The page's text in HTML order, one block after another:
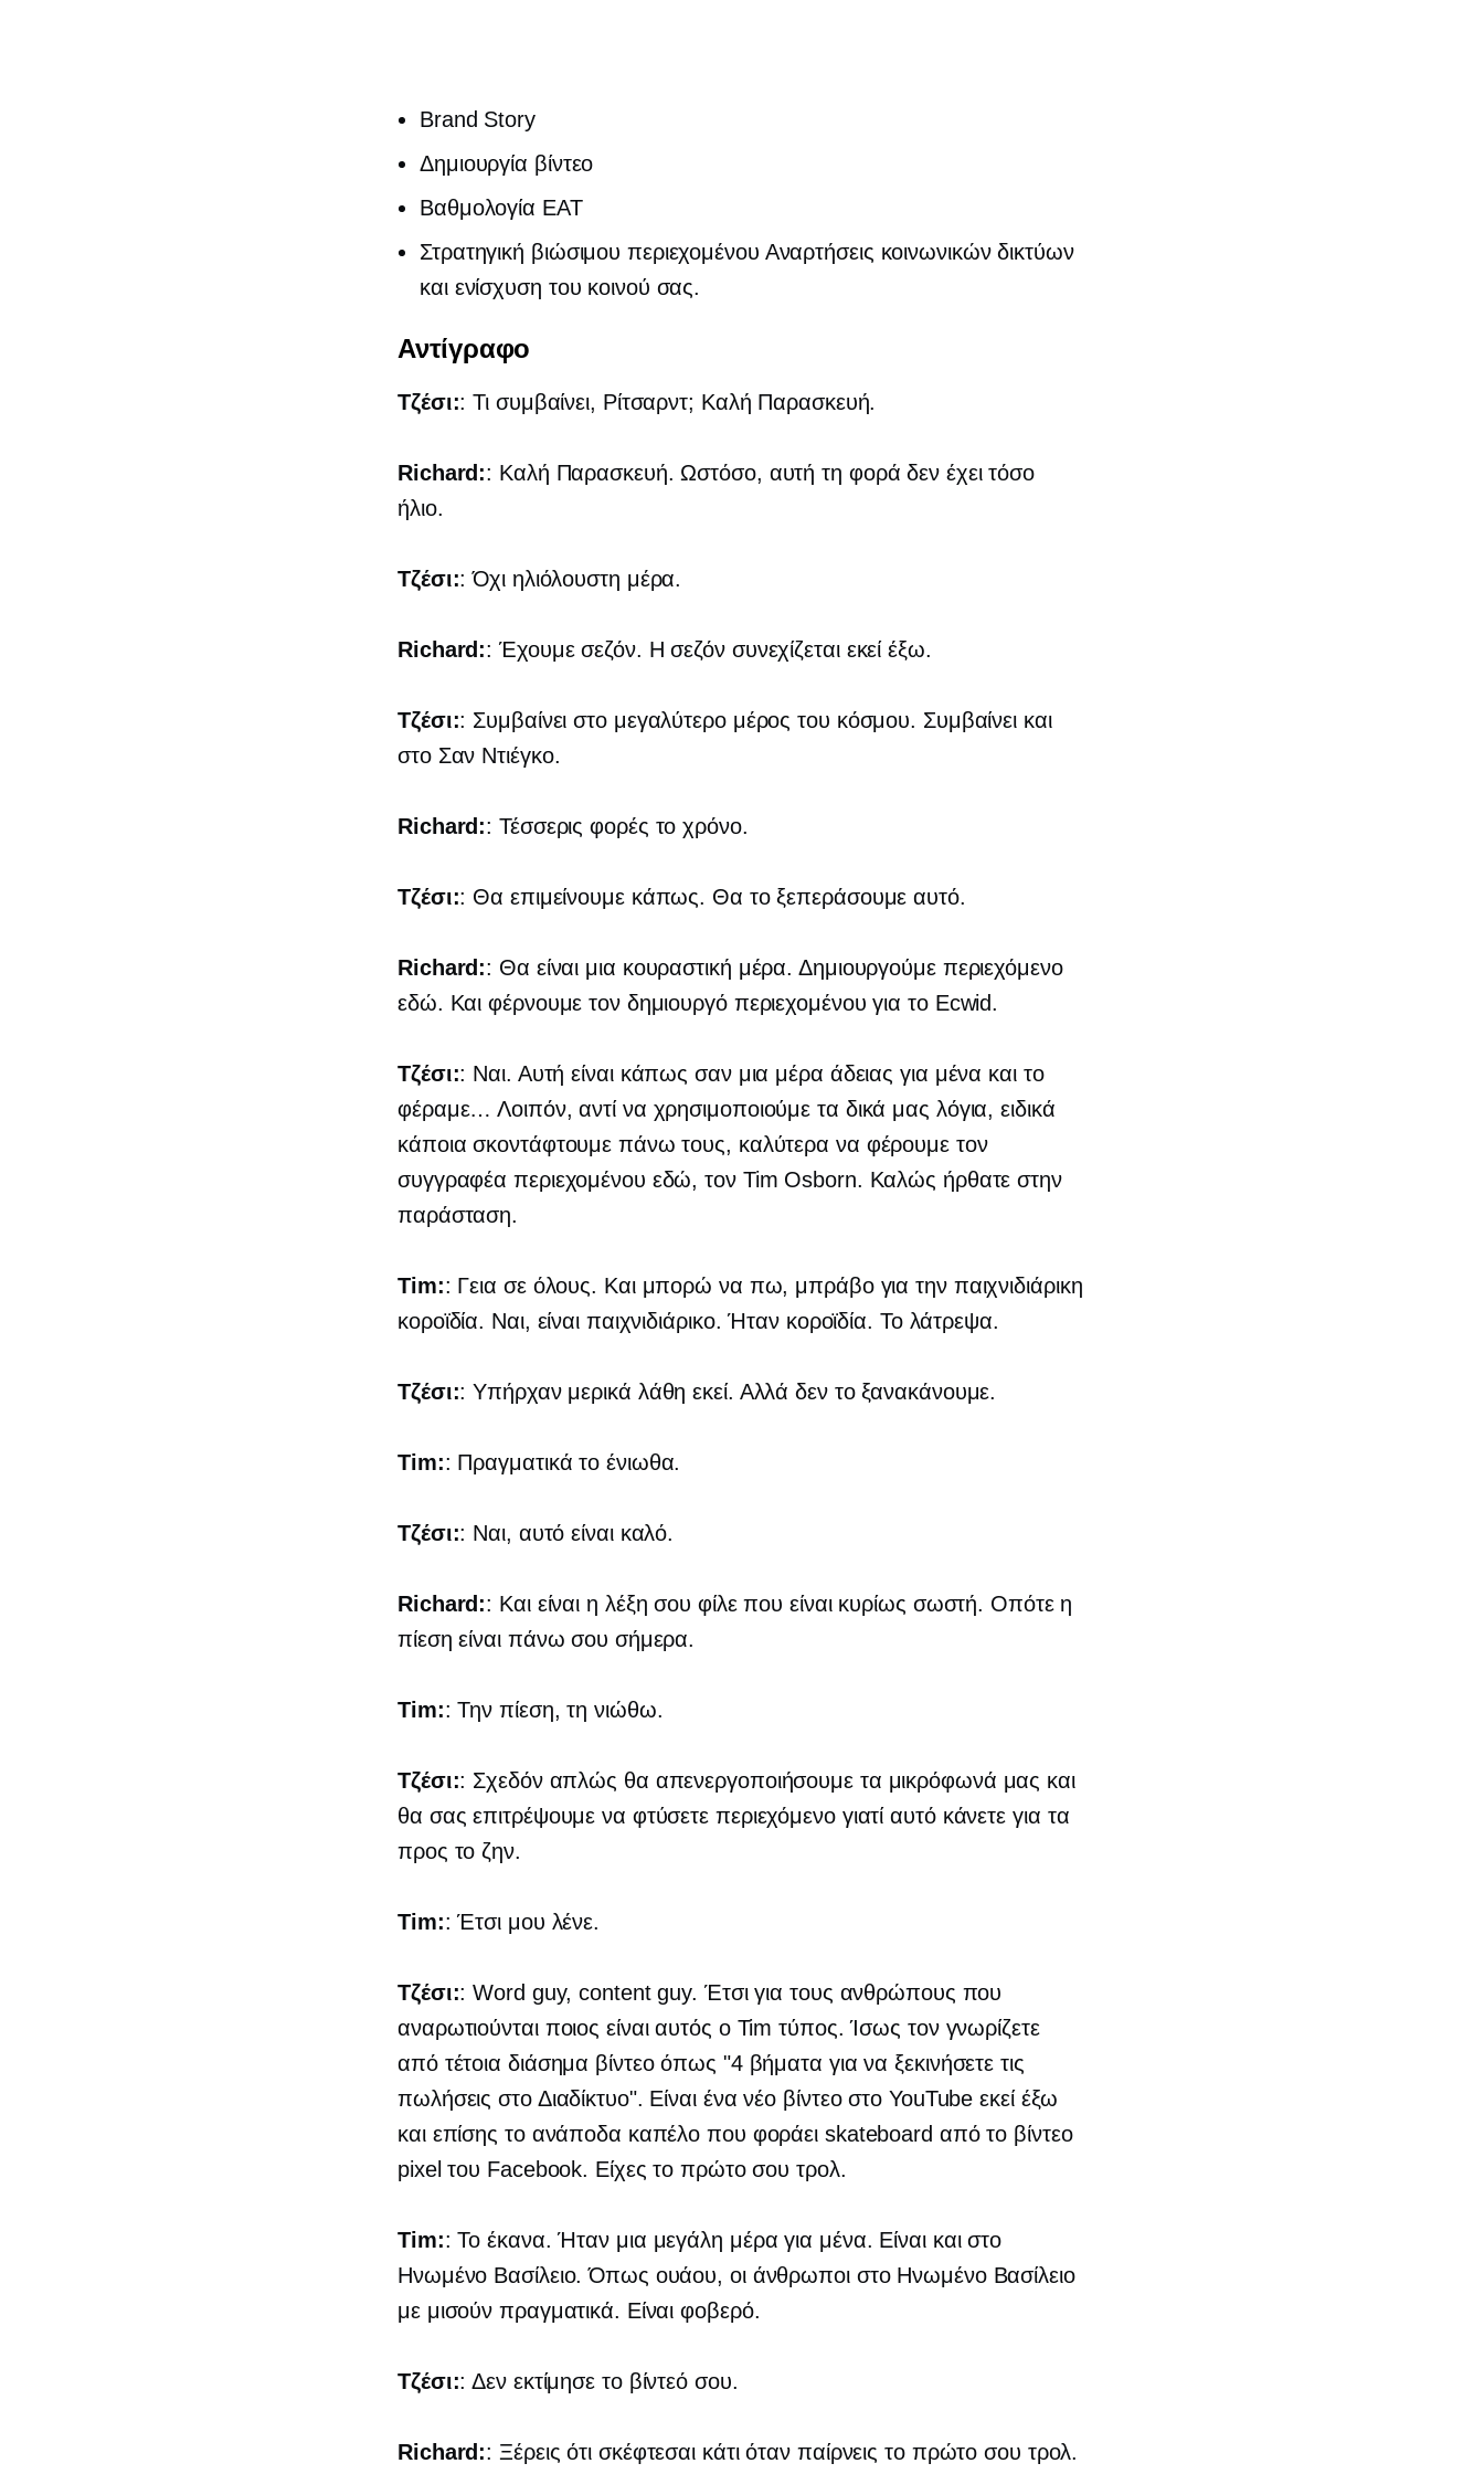
Brand Story
Δημιουργία βίντεο
Βαθμολογία EAT
Στρατηγική βιώσιμου περιεχομένου Αναρτήσεις κοινωνικών δικτύων
και ενίσχυση του κοινού σας.
Αντίγραφο
Τζέσι:: Τι συμβαίνει, Ρίτσαρντ; Καλή Παρασκευή.
Richard:: Καλή Παρασκευή. Ωστόσο, αυτή τη φορά δεν έχει τόσο
ήλιο.
Τζέσι:: Όχι ηλιόλουστη μέρα.
Richard:: Έχουμε σεζόν. Η σεζόν συνεχίζεται εκεί έξω.
Τζέσι:: Συμβαίνει στο μεγαλύτερο μέρος του κόσμου. Συμβαίνει και
στο Σαν Ντιέγκο.
Richard:: Τέσσερις φορές το χρόνο.
Τζέσι:: Θα επιμείνουμε κάπως. Θα το ξεπεράσουμε αυτό.
Richard:: Θα είναι μια κουραστική μέρα. Δημιουργούμε περιεχόμενο
εδώ. Και φέρνουμε τον δημιουργό περιεχομένου για το Ecwid.
Τζέσι:: Ναι. Αυτή είναι κάπως σαν μια μέρα άδειας για μένα και το
φέραμε… Λοιπόν, αντί να χρησιμοποιούμε τα δικά μας λόγια, ειδικά
κάποια σκοντάφτουμε πάνω τους, καλύτερα να φέρουμε τον
συγγραφέα περιεχομένου εδώ, τον Tim Osborn. Καλώς ήρθατε στην
παράσταση.
Tim:: Γεια σε όλους. Και μπορώ να πω, μπράβο για την παιχνιδιάρικη
κοροϊδία. Ναι, είναι παιχνιδιάρικο. Ήταν κοροϊδία. Το λάτρεψα.
Τζέσι:: Υπήρχαν μερικά λάθη εκεί. Αλλά δεν το ξανακάνουμε.
Tim:: Πραγματικά το ένιωθα.
Τζέσι:: Ναι, αυτό είναι καλό.
Richard:: Και είναι η λέξη σου φίλε που είναι κυρίως σωστή. Οπότε η
πίεση είναι πάνω σου σήμερα.
Tim:: Την πίεση, τη νιώθω.
Τζέσι:: Σχεδόν απλώς θα απενεργοποιήσουμε τα μικρόφωνά μας και
θα σας επιτρέψουμε να φτύσετε περιεχόμενο γιατί αυτό κάνετε για τα
προς το ζην.
Tim:: Έτσι μου λένε.
Τζέσι:: Word guy, content guy. Έτσι για τους ανθρώπους που
αναρωτιούνται ποιος είναι αυτός ο Tim τύπος. Ίσως τον γνωρίζετε
από τέτοια διάσημα βίντεο όπως "4 βήματα για να ξεκινήσετε τις
πωλήσεις στο Διαδίκτυο". Είναι ένα νέο βίντεο στο YouTube εκεί έξω
και επίσης το ανάποδα καπέλο που φοράει skateboard από το βίντεο
pixel του Facebook. Είχες το πρώτο σου τρολ.
Tim:: Το έκανα. Ήταν μια μεγάλη μέρα για μένα. Είναι και στο
Ηνωμένο Βασίλειο. Όπως ουάου, οι άνθρωποι στο Ηνωμένο Βασίλειο
με μισούν πραγματικά. Είναι φοβερό.
Τζέσι:: Δεν εκτίμησε το βίντεό σου.
Richard:: Ξέρεις ότι σκέφτεσαι κάτι όταν παίρνεις το πρώτο σου τρολ.